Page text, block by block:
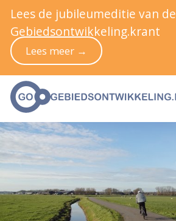
Lees de jubileumeditie van de
Gebiedsontwikkeling.krant
Lees meer →